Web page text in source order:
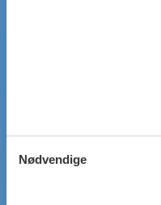
Nødvendige